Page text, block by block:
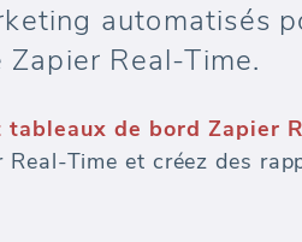
automatisés
Real-Time.
de bord Zapier
Real-Time et créez des